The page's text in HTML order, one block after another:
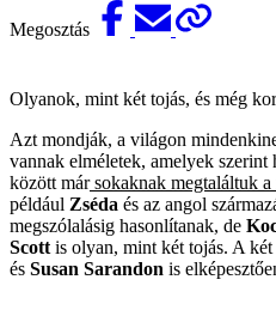
Megosztás
Olyanok, mint két tojás, és még
Azt mondják, a világon
vannak elméletek, amelyek szerint
között mársokaknak megtaláltuk a
például Zséda és az angol
megszólalásig hasonlítanak, de
Scott is olyan, mint két tojás. A
és Susan Sarandon is